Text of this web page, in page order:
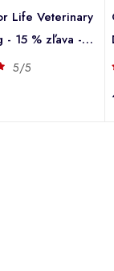
Life Veterinary
- 15 % zľava -
5/5